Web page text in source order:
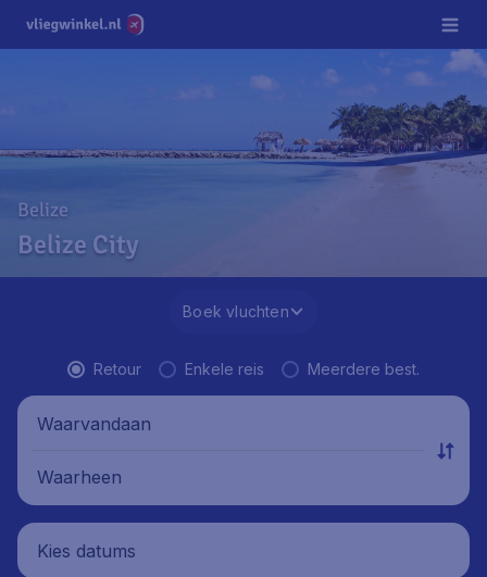
Belize
Belize City
Boek vluchten
Retour Enkele reis Meerdere best.
Waarvandaan
Waarheen
Kies datums